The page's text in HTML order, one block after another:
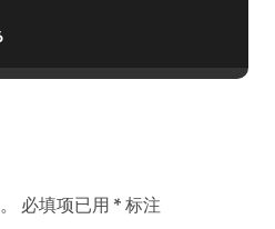
必填项已用 * 标注